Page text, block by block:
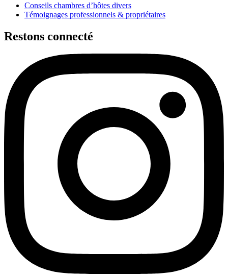
Conseils chambres d’hôtes divers
Témoignages professionnels & propriétaires
Restons connecté